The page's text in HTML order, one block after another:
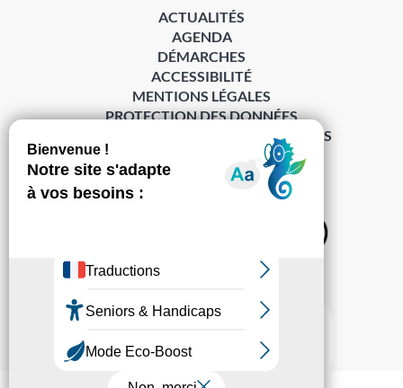
S’abonner à la Gazette ›
ACTUALITÉS
AGENDA
DÉMARCHES
ACCESSIBILITÉ
MENTIONS LÉGALES
PROTECTION DES DONNÉES
POLITIQUE DE GESTION DES COOKIES